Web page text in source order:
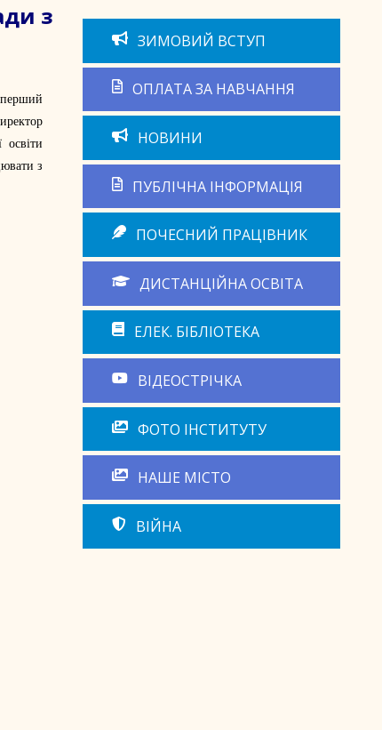
з
з
ЗИМОВИЙ ВСТУП
ОПЛАТА ЗА НАВЧАННЯ
НОВИНИ
ПУБЛІЧНА ІНФОРМАЦІЯ
ПОЧЕСНИЙ ПРАЦІВНИК
ДИСТАНЦІЙНА ОСВІТА
ЕЛЕК. БІБЛІОТЕКА
ВІДЕОСТРІЧКА
ФОТО ІНСТИТУТУ
НАШЕ МІСТО
ВІЙНА